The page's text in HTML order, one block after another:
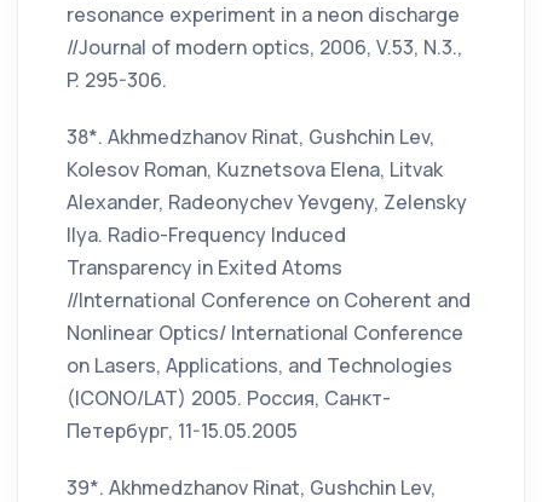
resonance experiment in a neon discharge
//Journal of modern optics, 2006, V.53, N.3.,
P. 295-306.
38*. Akhmedzhanov Rinat, Gushchin Lev,
Kolesov Roman, Kuznetsova Elena, Litvak
Alexander, Radeonychev Yevgeny, Zelensky
Ilya. Radio-Frequency Induced
Transparency in Exited Atoms
//International Conference on Coherent and
Nonlinear Optics/ International Conference
on Lasers, Applications, and Technologies
(ICONO/LAT) 2005. Россия, Санкт-
Петербург, 11-15.05.2005
39*. Akhmedzhanov Rinat, Gushchin Lev,